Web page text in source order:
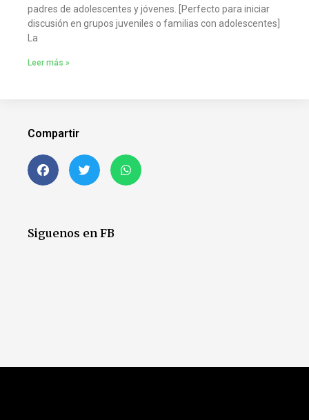
padres de adolescentes y jóvenes. [Perfecto para iniciar
discusión en grupos juveniles o familias con adolescentes]
La
Leer más »
Compartir
Siguenos en FB